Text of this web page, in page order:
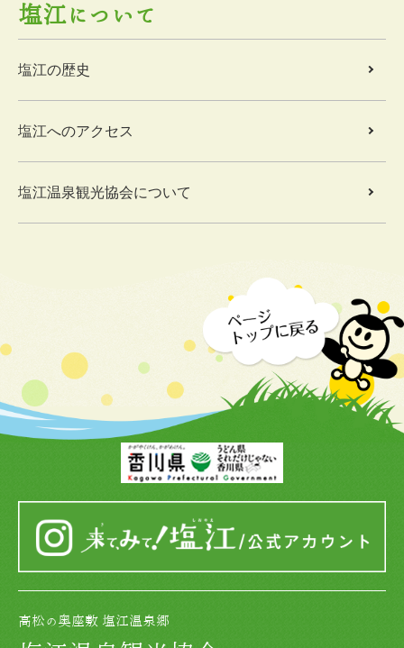
塩江について
塩江の歴史
塩江へのアクセス
塩江温泉観光協会について
高松の奥座敷 塩江温泉郷